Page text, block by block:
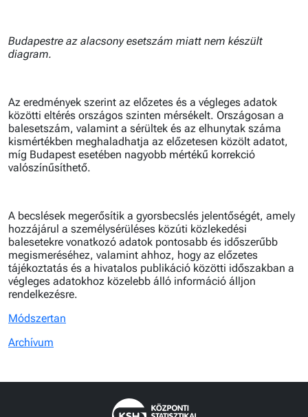
Budapestre az alacsony esetszám miatt nem készült
diagram.
Az eredmények szerint az előzetes és a végleges adatok
közötti eltérés országos szinten mérsékelt. Országosan a
balesetszám, valamint a sérültek és az elhunytak száma
kismértékben meghaladhatja az előzetesen közölt adatot,
míg Budapest esetében nagyobb mértékű korrekció
valószínűsíthető.
A becslések megerősítik a gyorsbecslés jelentőségét, amely
hozzájárul a személysérüléses közúti közlekedési
balesetekre vonatkozó adatok pontosabb és időszerűbb
megismeréséhez, valamint ahhoz, hogy az előzetes
tájékoztatás és a hivatalos publikáció közötti időszakban a
végleges adatokhoz közelebb álló információ álljon
rendelkezésre.
Módszertan
Archívum